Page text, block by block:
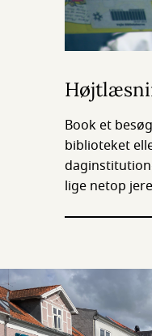
Book et
biblioteket
lige netop